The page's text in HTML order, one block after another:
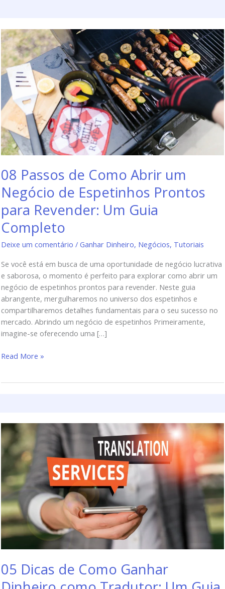
08 Passos de Como Abrir um
Negócio de Espetinhos Prontos
para Revender: Um Guia
Completo
Deixe um comentário /Ganhar Dinheiro, Negócios, Tutoriais
Se você está em busca de uma oportunidade de negócio lucrativa
e saborosa, o momento é perfeito para explorar como abrir um
negócio de espetinhos prontos para revender. Neste guia
abrangente, mergulharemos no universo dos espetinhos e
compartilharemos detalhes fundamentais para o seu sucesso no
mercado. Abrindo um negócio de espetinhos Primeiramente,
imagine-se oferecendo uma […]
Read More »
05 Dicas de Como Ganhar